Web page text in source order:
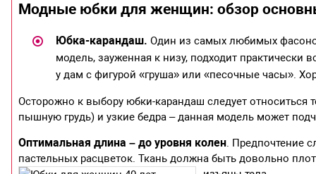
Модные юбки для женщин: обзор
Юбка-карандаш. Один из самых любимых
модель, зауженная к низу, подходит
у дам с фигурой «груша» или «песочные часы».
Осторожно к выбору юбки-карандаш следует
пышную грудь) и узкие бедра – данная модель может
Оптимальная длина – до уровня колен. Предпочтение
пастельных расцветок. Ткань должна быть довольно